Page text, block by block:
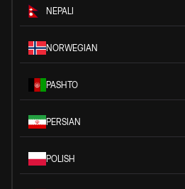
NEPALI
NORWEGIAN
PASHTO
PERSIAN
POLISH